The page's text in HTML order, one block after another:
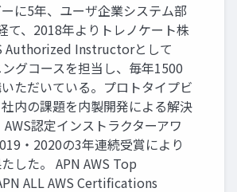
に5年、ユーザ企業システム部
て、2018年よりトレノケート株
Authorized Instructorとして
グコースを担当し、毎年1500
ただいている。プロトタイプビ
内の課題を内製開発による解決
認定インストラクターアワ
・2020の3年連続受賞により
した。 APN AWS Top
ALL AWS Certifications